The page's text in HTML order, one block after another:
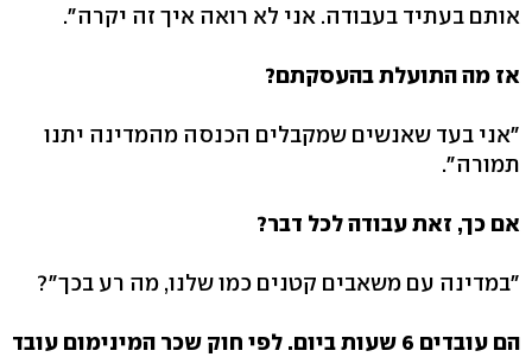
אותם בעתיד בעבודה. אני לא רואה איך זה יקרה".
אז מה התועלת בהעסקתם?
"אני בעד שאנשים שמקבלים הכנסה מהמדינה יתנו
תמורה".
אם כך, זאת עבודה לכל דבר?
"במדינה עם משאבים קטנים כמו שלנו, מה רע בכך"?
הם עובדים 6 שעות ביום. לפי חוק שכר המינימום עובד